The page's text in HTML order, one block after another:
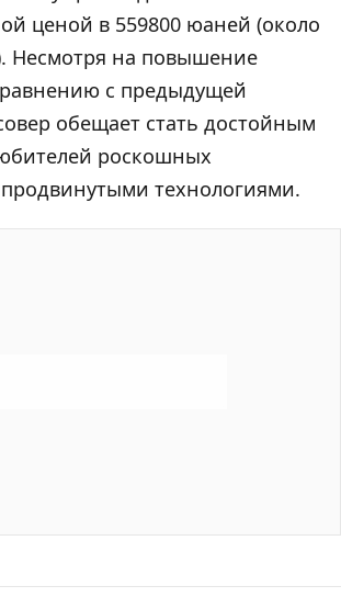
ценой в 559800 юаней (около
Несмотря на повышение
с предыдущей
обещает стать достойным
роскошных
технологиями.